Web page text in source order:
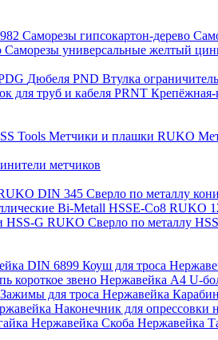
Саморезы гипсокартон-дерево
Саморезы универсальные желтый
Дюбеля PND Втулка
для труб и кабеля PRNT Крепёжная-
Tools Метчики и плашки RUKO
метчиков
DIN 345 Сверло по металлу
Bi-Metall HSSE-Co8 RUKO
HSS-G RUKO Сверло по металлу
DIN 6899 Коуш для троса
короткое звено Нержавейка А4 U-
Зажимы для троса Нержавейка
Наконечник для опрессовки
Нержавейка Скоба Нержавейка